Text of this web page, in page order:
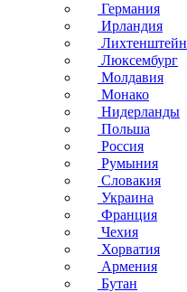
Германия
Ирландия
Лихтенштейн
Люксембург
Молдавия
Монако
Нидерланды
Польша
Россия
Румыния
Словакия
Украина
Франция
Чехия
Хорватия
Армения
Бутан